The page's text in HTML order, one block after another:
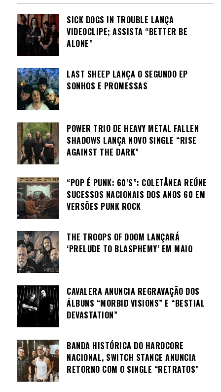
SICK DOGS IN TROUBLE LANÇA
VIDEOCLIPE; ASSISTA “BETTER BE
ALONE”
LAST SHEEP LANÇA O SEGUNDO EP
SONHOS E PROMESSAS
POWER TRIO DE HEAVY METAL FALLEN
SHADOWS LANÇA NOVO SINGLE “RISE
AGAINST THE DARK”
“POP É PUNK: 60’S”: COLETÂNEA REÚNE
SUCESSOS NACIONAIS DOS ANOS 60 EM
VERSÕES PUNK ROCK
THE TROOPS OF DOOM LANÇARÁ
‘PRELUDE TO BLASPHEMY’ EM MAIO
CAVALERA ANUNCIA REGRAVAÇÃO DOS
ÁLBUNS “MORBID VISIONS” E “BESTIAL
DEVASTATION”
BANDA HISTÓRICA DO HARDCORE
NACIONAL, SWITCH STANCE ANUNCIA
RETORNO COM O SINGLE “RETRATOS”